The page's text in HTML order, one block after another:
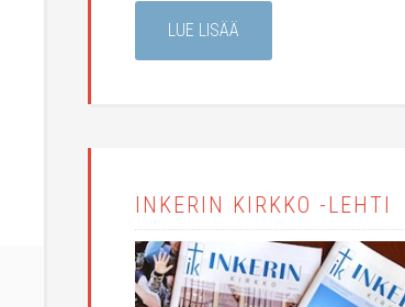
LUE LISÄÄ
INKERIN KIRKKO -LEHTI